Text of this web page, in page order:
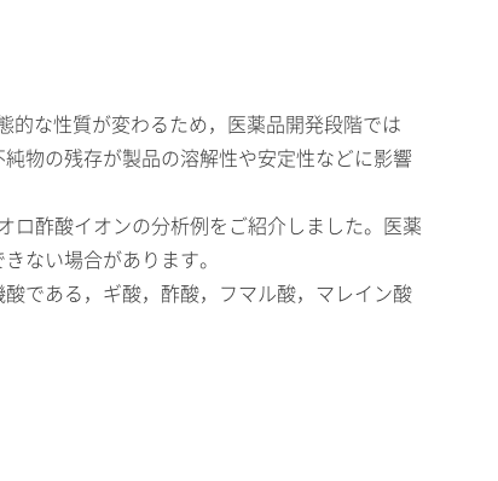
的な性質が変わるため，医薬品開発段階では
物の残存が製品の溶解性や安定性などに影響
ロ酢酸イオンの分析例をご紹介しました。医薬
ない場合があります。
である，ギ酸，酢酸，フマル酸，マレイン酸